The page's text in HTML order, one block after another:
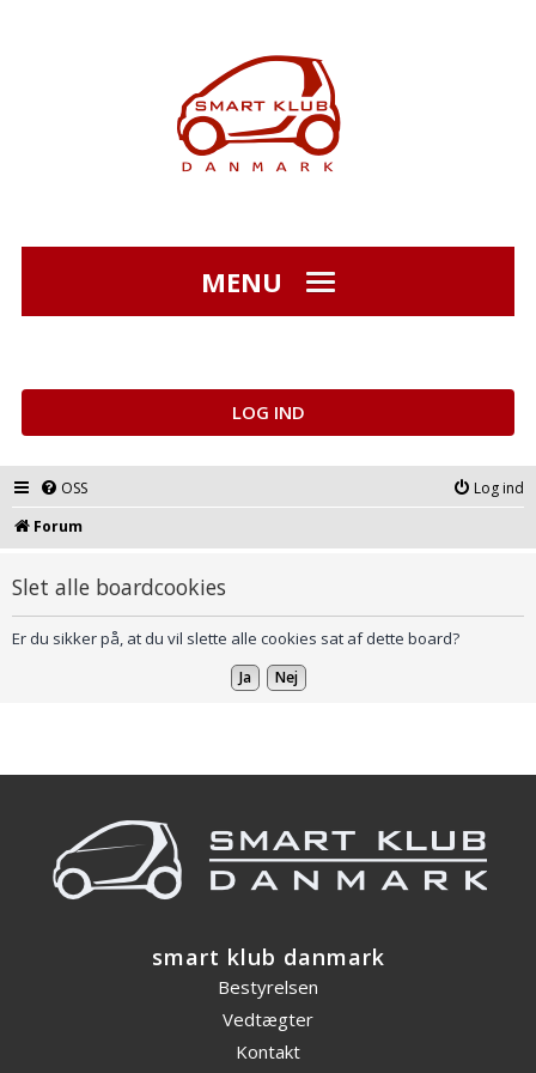
MENU
LOG IND
OSS
Log ind
Forum
Slet alle boardcookies
Er du sikker på, at du vil slette alle cookies sat af dette board?
smart klub danmark
Bestyrelsen
Vedtægter
Kontakt